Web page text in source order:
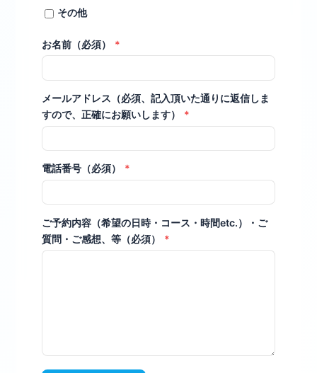
その他
お名前（必須） *
メールアドレス（必須、記入頂いた通りに返信しま
すので、正確にお願いします）
*
電話番号（必須） *
ご予約内容（希望の日時・コース・時間etc.）・ご
質問・ご感想、等（必須）
*